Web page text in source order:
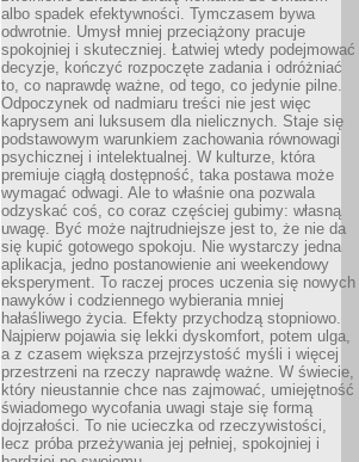
albo spadek efektywności. Tymczasem bywa
odwrotnie. Umysł mniej przeciążony pracuje
spokojniej i skuteczniej. Łatwiej wtedy podejmować
decyzje, kończyć rozpoczęte zadania i odróżniać
to, co naprawdę ważne, od tego, co jedynie pilne.
Odpoczynek od nadmiaru treści nie jest więc
kaprysem ani luksusem dla nielicznych. Staje się
podstawowym warunkiem zachowania równowagi
psychicznej i intelektualnej. W kulturze, która
premiuje ciągłą dostępność, taka postawa może
wymagać odwagi. Ale to właśnie ona pozwala
odzyskać coś, co coraz częściej gubimy: własną
uwagę. Być może najtrudniejsze jest to, że nie da
się kupić gotowego spokoju. Nie wystarczy jedna
aplikacja, jedno postanowienie ani weekendowy
eksperyment. To raczej proces uczenia się nowych
nawyków i codziennego wybierania mniej
hałaśliwego życia. Efekty przychodzą stopniowo.
Najpierw pojawia się lekki dyskomfort, potem ulga,
a z czasem większa przejrzystość myśli i więcej
przestrzeni na rzeczy naprawdę ważne. W świecie,
który nieustannie chce nas zajmować, umiejętność
świadomego wycofania uwagi staje się formą
dojrzałości. To nie ucieczka od rzeczywistości,
lecz próba przeżywania jej pełniej, spokojniej i